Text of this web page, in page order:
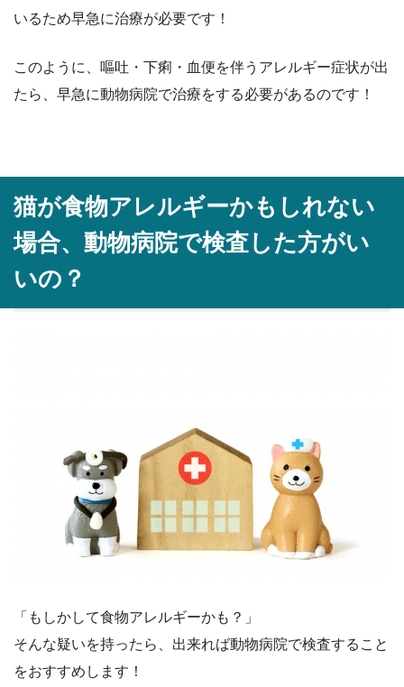
いるため早急に治療が必要です！
このように、嘔吐・下痢・血便を伴うアレルギー症状が出
たら、早急に動物病院で治療をする必要があるのです！
猫が食物アレルギーかもしれない
場合、動物病院で検査した方がい
いの？
「もしかして食物アレルギーかも？」
そんな疑いを持ったら、出来れば動物病院で検査すること
をおすすめします！